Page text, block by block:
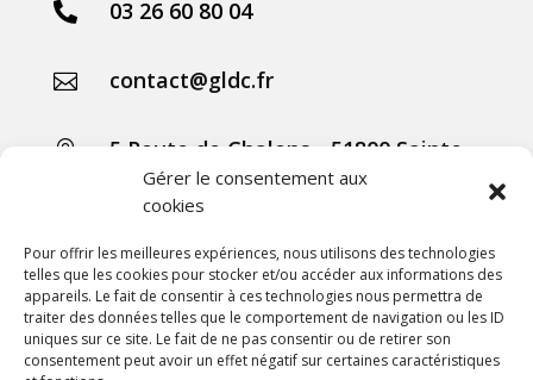
Gérer le consentement aux
cookies
Pour offrir les meilleures expériences, nous utilisons des technologies
telles que les cookies pour stocker et/ou accéder aux informations des
appareils. Le fait de consentir à ces technologies nous permettra de
traiter des données telles que le comportement de navigation ou les ID
uniques sur ce site. Le fait de ne pas consentir ou de retirer son
consentement peut avoir un effet négatif sur certaines caractéristiques
 03 26 60 80 04
 contact@gldc.fr
 5 Route de Chalons - 51800 Sainte
Menehould
Collet Agricole
Collet Manutention
Collet Motoculture
Collet Élevage